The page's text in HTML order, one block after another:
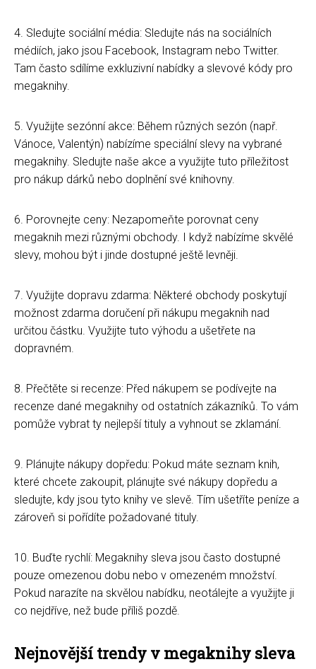
4. Sledujte sociální média: Sledujte nás na sociálních
médiích, jako jsou Facebook, Instagram nebo Twitter.
Tam často sdílíme exkluzivní nabídky a slevové kódy pro
megaknihy.
5. Využijte sezónní akce: Během různých sezón (např.
Vánoce, Valentýn) nabízíme speciální slevy na vybrané
megaknihy. Sledujte naše akce a využijte tuto příležitost
pro nákup dárků nebo doplnění své knihovny.
6. Porovnejte ceny: Nezapomeňte porovnat ceny
megaknih mezi různými obchody. I když nabízíme skvělé
slevy, mohou být i jinde dostupné ještě levněji.
7. Využijte dopravu zdarma: Některé obchody poskytují
možnost zdarma doručení při nákupu megaknih nad
určitou částku. Využijte tuto výhodu a ušetřete na
dopravném.
8. Přečtěte si recenze: Před nákupem se podívejte na
recenze dané megaknihy od ostatních zákazníků. To vám
pomůže vybrat ty nejlepší tituly a vyhnout se zklamání.
9. Plánujte nákupy dopředu: Pokud máte seznam knih,
které chcete zakoupit, plánujte své nákupy dopředu a
sledujte, kdy jsou tyto knihy ve slevě. Tím ušetříte peníze a
zároveň si pořídíte požadované tituly.
10. Buďte rychlí: Megaknihy sleva jsou často dostupné
pouze omezenou dobu nebo v omezeném množství.
Pokud narazíte na skvělou nabídku, neotálejte a využijte ji
co nejdříve, než bude příliš pozdě.
Nejnovější trendy v megaknihy sleva